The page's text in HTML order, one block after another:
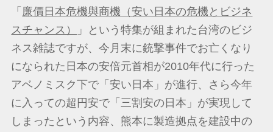
「 廉價日本危機與商機（安い日本の危機とビジネ
スチャンス）
」という特集が組まれた台湾のビジ
ネス雑誌ですが、今月末に銃撃事件でお亡くなり
になられた日本の安倍元首相が2010年代に行った
アベノミスク下で「安い日本」が進行、さら今年
に入っての超円安で「三割安の日本」が実現して
しまったという内容、熊本に製造拠点を建設中の